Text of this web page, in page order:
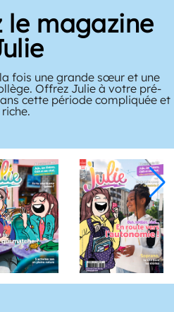
le magazine
fois une grande sœur et une
Offrez Julie à votre pré-
cette période compliquée et
riche.